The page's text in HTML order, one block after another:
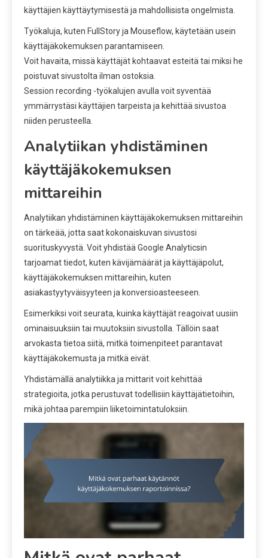
käyttäjien käyttäytymisestä ja mahdollisista ongelmista.
Työkaluja, kuten FullStory ja Mouseflow, käytetään usein
käyttäjäkokemuksen parantamiseen.
Voit havaita, missä käyttäjät kohtaavat esteitä tai miksi he
poistuvat sivustolta ilman ostoksia.
Session recording -työkalujen avulla voit syventää
ymmärrystäsi käyttäjien tarpeista ja kehittää sivustoa
niiden perusteella.
Analytiikan yhdistäminen
käyttäjäkokemuksen
mittareihin
Analytiikan yhdistäminen käyttäjäkokemuksen mittareihin
on tärkeää, jotta saat kokonaiskuvan sivustosi
suorituskyvystä. Voit yhdistää Google Analyticsin
tarjoamat tiedot, kuten kävijämäärät ja käyttäjäpolut,
käyttäjäkokemuksen mittareihin, kuten
asiakastyytyväisyyteen ja konversioasteeseen.
Esimerkiksi voit seurata, kuinka käyttäjät reagoivat uusiin
ominaisuuksiin tai muutoksiin sivustolla. Tällöin saat
arvokasta tietoa siitä, mitkä toimenpiteet parantavat
käyttäjäkokemusta ja mitkä eivät.
Yhdistämällä analytiikka ja mittarit voit kehittää
strategioita, jotka perustuvat todellisiin käyttäjätietoihin,
mikä johtaa parempiin liiketoimintatuloksiin.